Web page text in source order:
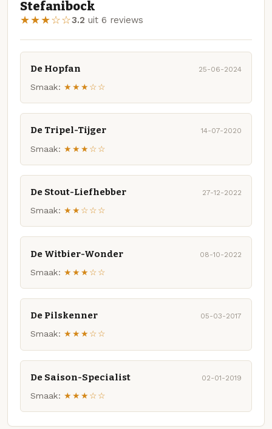
Stefanibock
★★★☆☆3.2 uit 6 reviews
De Hopfan 25-06-2024
Smaak: ★★★☆☆
De Tripel-Tijger 14-07-2020
Smaak: ★★★☆☆
De Stout-Liefhebber 27-12-2022
Smaak: ★★☆☆☆
De Witbier-Wonder 08-10-2022
Smaak: ★★★☆☆
De Pilskenner 05-03-2017
Smaak: ★★★☆☆
De Saison-Specialist 02-01-2019
Smaak: ★★★☆☆